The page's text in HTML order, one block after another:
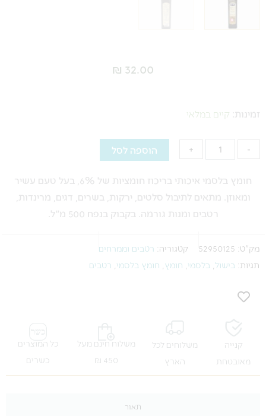
₪ 32.00
זמינות: קיים במלאי
-
חומץ
מ"ל
+ הוספה לסל
חומץ בלסמי איכותי בריכוז חומציות של 6%, בעל טעם עשיר
ומאוזן. מתאים לתיבול סלטים, ירקות, בשרים, דגים, מרינדות,
רטבים ומנות גורמה. בקבוק בנפח 500 מ"ל.
מק"ט: 52950125 קטגוריה: רטבים וממרחים
תגיות: בישול בלסמי חומץ חומץ בלסמי רטבים
קנייה
מאובטחת
משלוחים לכל
הארץ
משלוח חינם מעל
450 ₪
כל המוצרים
כשרים
תאור